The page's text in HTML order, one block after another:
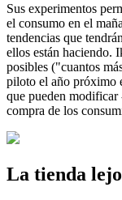
Sus experimentos
el consumo en el
tendencias que
ellos están haciendo.
posibles ("cuantos
piloto el año próximo
que pueden modificar
compra de los
La tienda